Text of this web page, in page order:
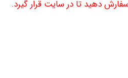
دهید تا در سایت قرار گیرد.